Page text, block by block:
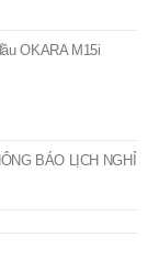
OKARA M15i
BÁO LỊCH NGHỈ